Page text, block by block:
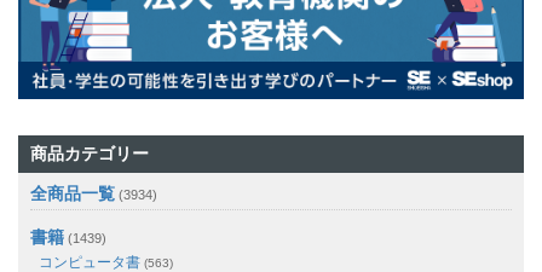
商品カテゴリー
全商品一覧 (3934)
書籍 (1439)
コンピュータ書 (563)